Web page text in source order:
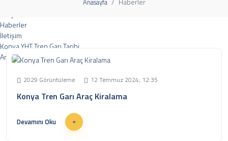
Haberler
İletişim
Konya YHT Tren Garı Tarihi
Ana Sitemiz
0 (332) 322 63 15
Anasayfa
2029 Görüntüleme 12 Temmuz 2024, 12:35
Konya Tren Garı Araç Kiralama
Devamını Oku